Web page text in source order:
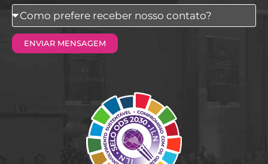
Como
prefere
receber
ENVIAR MENSAGEM